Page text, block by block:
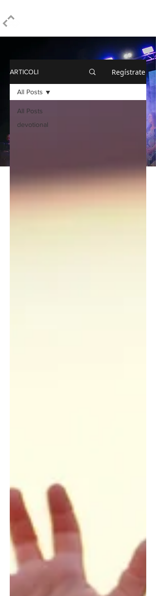
ARTICOLI Regístrate
All Posts
devotional
All Posts